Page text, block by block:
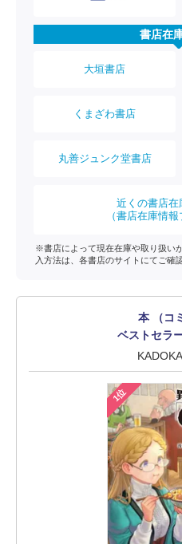
書店在
大垣書店
くまざわ書店
丸善ジュンク堂書店
近くの書店在
（書店在庫情
※書店によって現在在庫や取り扱い
入方法は、各書店のサイトにてご確
本 （コ
ベストセラ
1位